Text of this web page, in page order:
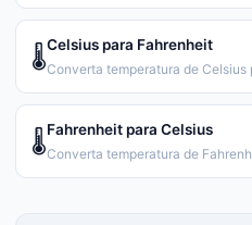
🌡️Celsius para Fahrenheit
Converta temperatura de Celsius
🌡️Fahrenheit para Celsius
Converta temperatura de